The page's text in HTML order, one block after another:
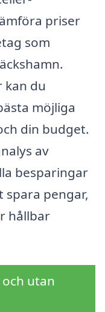
priser
som
kan du
möjliga
din budget.
av
besparingar
spara pengar,
hållbar
utan